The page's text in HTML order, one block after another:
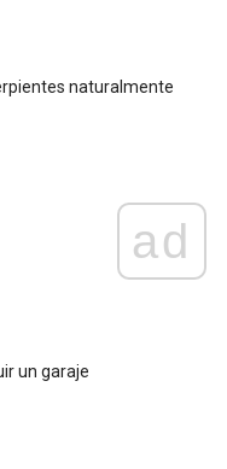
naturalmente
ad
un garaje